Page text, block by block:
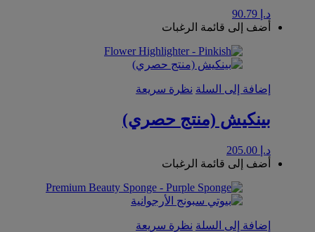
د.إ
أضف إلى قائمة الرغبات
إضافة إلى السلة نظرة سريعة
بينكيش (منتج حصري)
د.إ
أضف إلى قائمة الرغبات
إضافة إلى السلة نظرة سريعة